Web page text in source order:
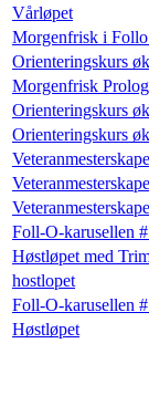
Vårløpet
Morgenfrisk i
Orienteringskurs
Morgenfrisk Prolog
Orienteringskurs
Orienteringskurs
Foll-O-karusellen
Høstløpet med
hostlopet
Foll-O-karusellen
Høstløpet